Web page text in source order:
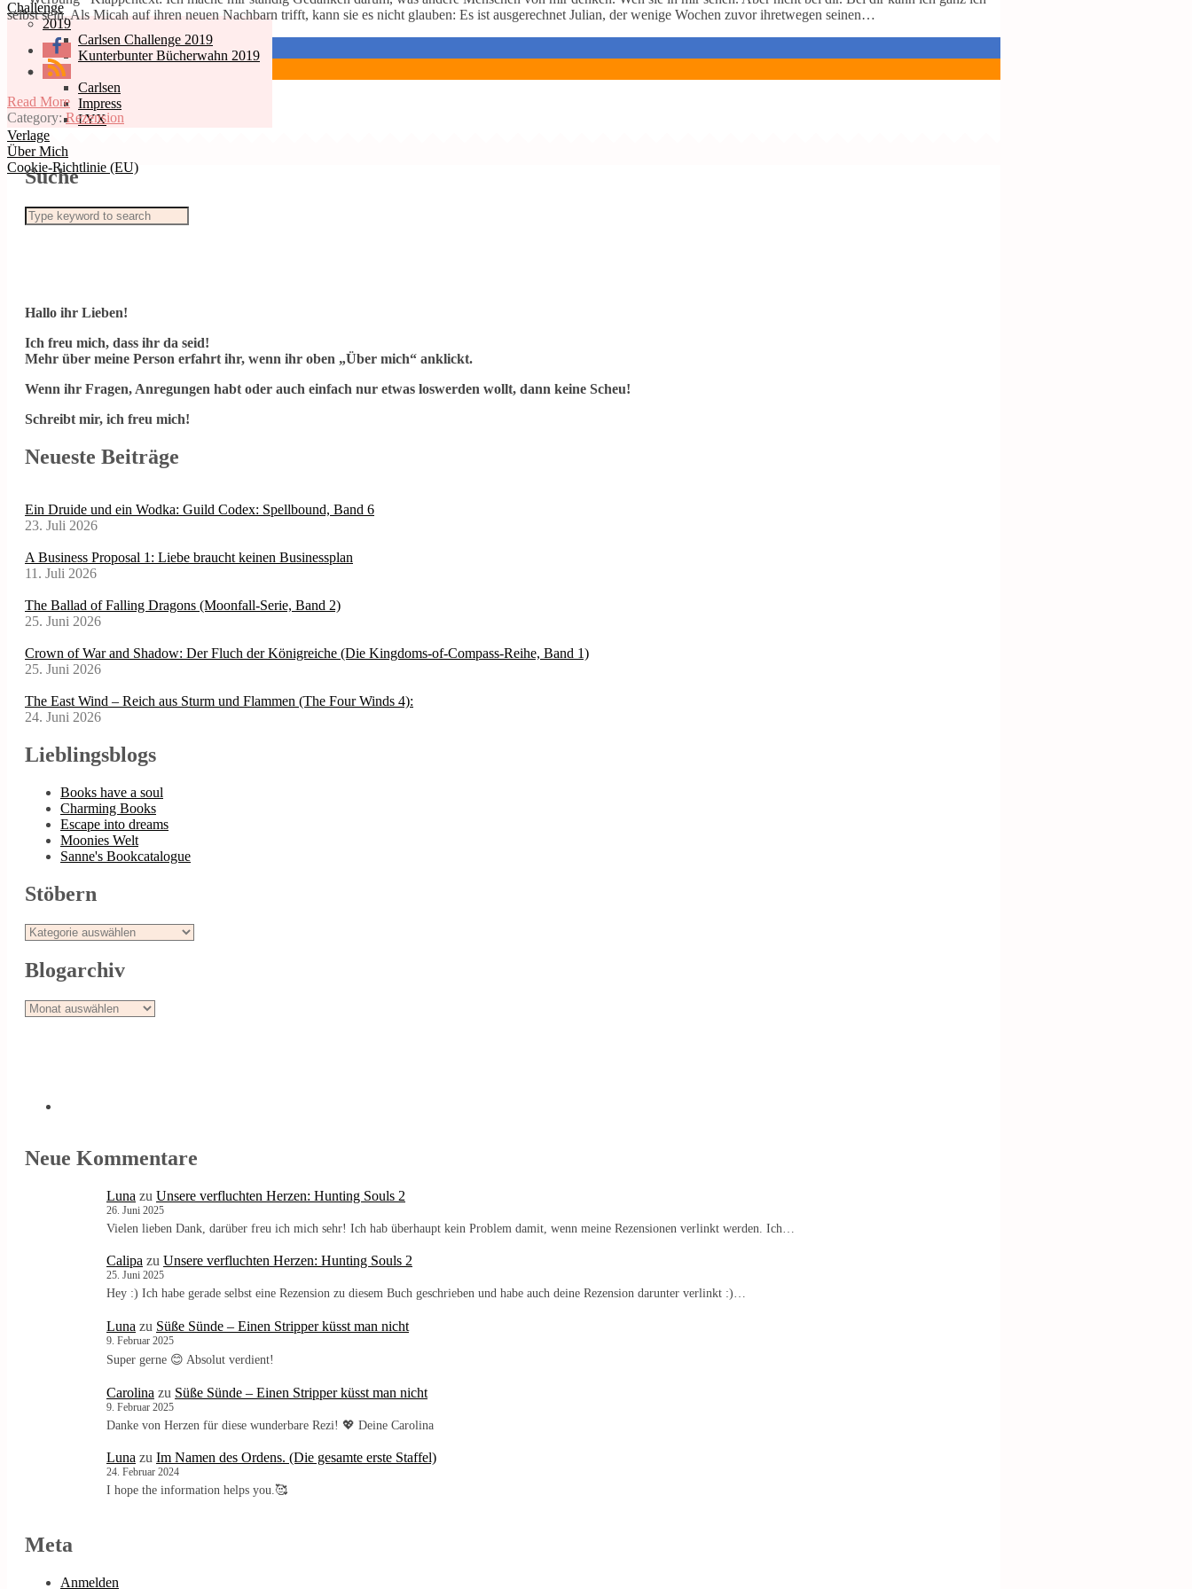
Challenge
2019
Carlsen Challenge 2019
Kunterbunter Bücherwahn 2019
2018
Carlsen
Impress
LYX
Verlage
Über Mich
Cookie-Richtlinie (EU)
selbst sein. Als Micah auf ihren neuen Nachbarn trifft, kann sie es nicht glauben: Es ist ausgerechnet Julian, der wenige Wochen zuvor ihretwegen seinen…
Read More
Category:Rezension
Suche
Hallo ihr Lieben!
Ich freu mich, dass ihr da seid!
Mehr über meine Person erfahrt ihr, wenn ihr oben „Über mich“ anklickt.
Wenn ihr Fragen, Anregungen habt oder auch einfach nur etwas loswerden wollt, dann keine Scheu!
Schreibt mir, ich freu mich!
Neueste Beiträge
Ein Druide und ein Wodka: Guild Codex: Spellbound, Band 6
23. Juli 2026
A Business Proposal 1: Liebe braucht keinen Businessplan
11. Juli 2026
The Ballad of Falling Dragons (Moonfall-Serie, Band 2)
25. Juni 2026
Crown of War and Shadow: Der Fluch der Königreiche (Die Kingdoms-of-Compass-Reihe, Band 1)
25. Juni 2026
The East Wind – Reich aus Sturm und Flammen (The Four Winds 4):
24. Juni 2026
Lieblingsblogs
Books have a soul
Charming Books
Escape into dreams
Moonies Welt
Sanne's Bookcatalogue
Stöbern
Stöbern
Blogarchiv
Blogarchiv
Neue Kommentare
Luna zu Unsere verfluchten Herzen: Hunting Souls 2
26. Juni 2025
Vielen lieben Dank, darüber freu ich mich sehr! Ich hab überhaupt kein Problem damit, wenn meine Rezensionen verlinkt werden. Ich…
Calipa zu Unsere verfluchten Herzen: Hunting Souls 2
25. Juni 2025
Hey :) Ich habe gerade selbst eine Rezension zu diesem Buch geschrieben und habe auch deine Rezension darunter verlinkt :)…
Luna zu Süße Sünde – Einen Stripper küsst man nicht
9. Februar 2025
Super gerne 😊 Absolut verdient!
Carolina zu Süße Sünde – Einen Stripper küsst man nicht
9. Februar 2025
Danke von Herzen für diese wunderbare Rezi! 💖 Deine Carolina
Luna zu Im Namen des Ordens. (Die gesamte erste Staffel)
24. Februar 2024
I hope the information helps you.🥰
Meta
Anmelden